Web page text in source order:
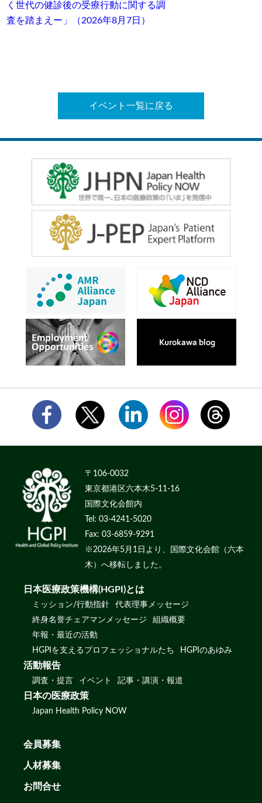
く世代の健診後の受療行動に関する調
査を踏まえー」（2026年8月7日）
イベント一覧に戻る
〒106-0032
東京都港区六本木5-11-16
国際文化会館内
Tel: 03-4241-5020
Fax: 03-6859-9291
※2026年5月1日より、国際文化会館（六本
木）へ移転しました。
日本医療政策機構(HGPI)とは
ミッション/行動指針
代表理事メッセージ
終身名誉チェアマンメッセージ
組織概要
年報・最近の活動
HGPIを支えるプロフェッショナルたち
HGPIのあゆみ
活動報告
調査・提言 イベント 記事・講演・報道
日本の医療政策
Japan Health Policy NOW
会員募集
人材募集
お問合せ